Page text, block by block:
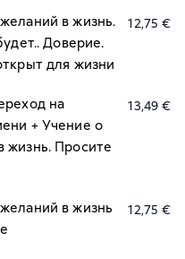
в жизнь.
Доверие.
для жизни
12,75 €
на
+ Учение о
жизнь. Просите
13,49 €
в жизнь
12,75 €